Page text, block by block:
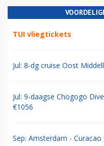
TUI vliegtickets
Jul: 8-dg cruise Oost
Jul: 9-daagse Chogogo
€1056
Sep: Amsterdam - Curacao